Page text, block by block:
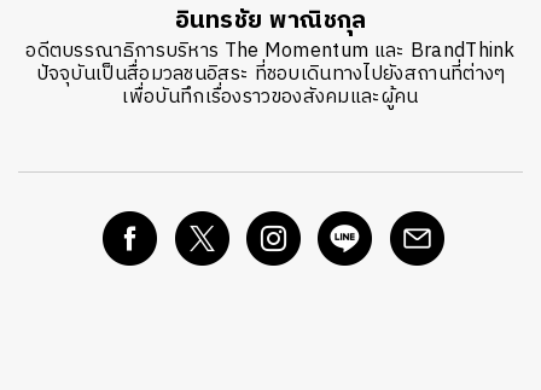
อินทรชัย พาณิชกุล
อดีตบรรณาธิการบริหาร The Momentum และ BrandThink
ปัจจุบันเป็นสื่อมวลชนอิสระ ที่ชอบเดินทางไปยังสถานที่ต่างๆ
เพื่อบันทึกเรื่องราวของสังคมและผู้คน